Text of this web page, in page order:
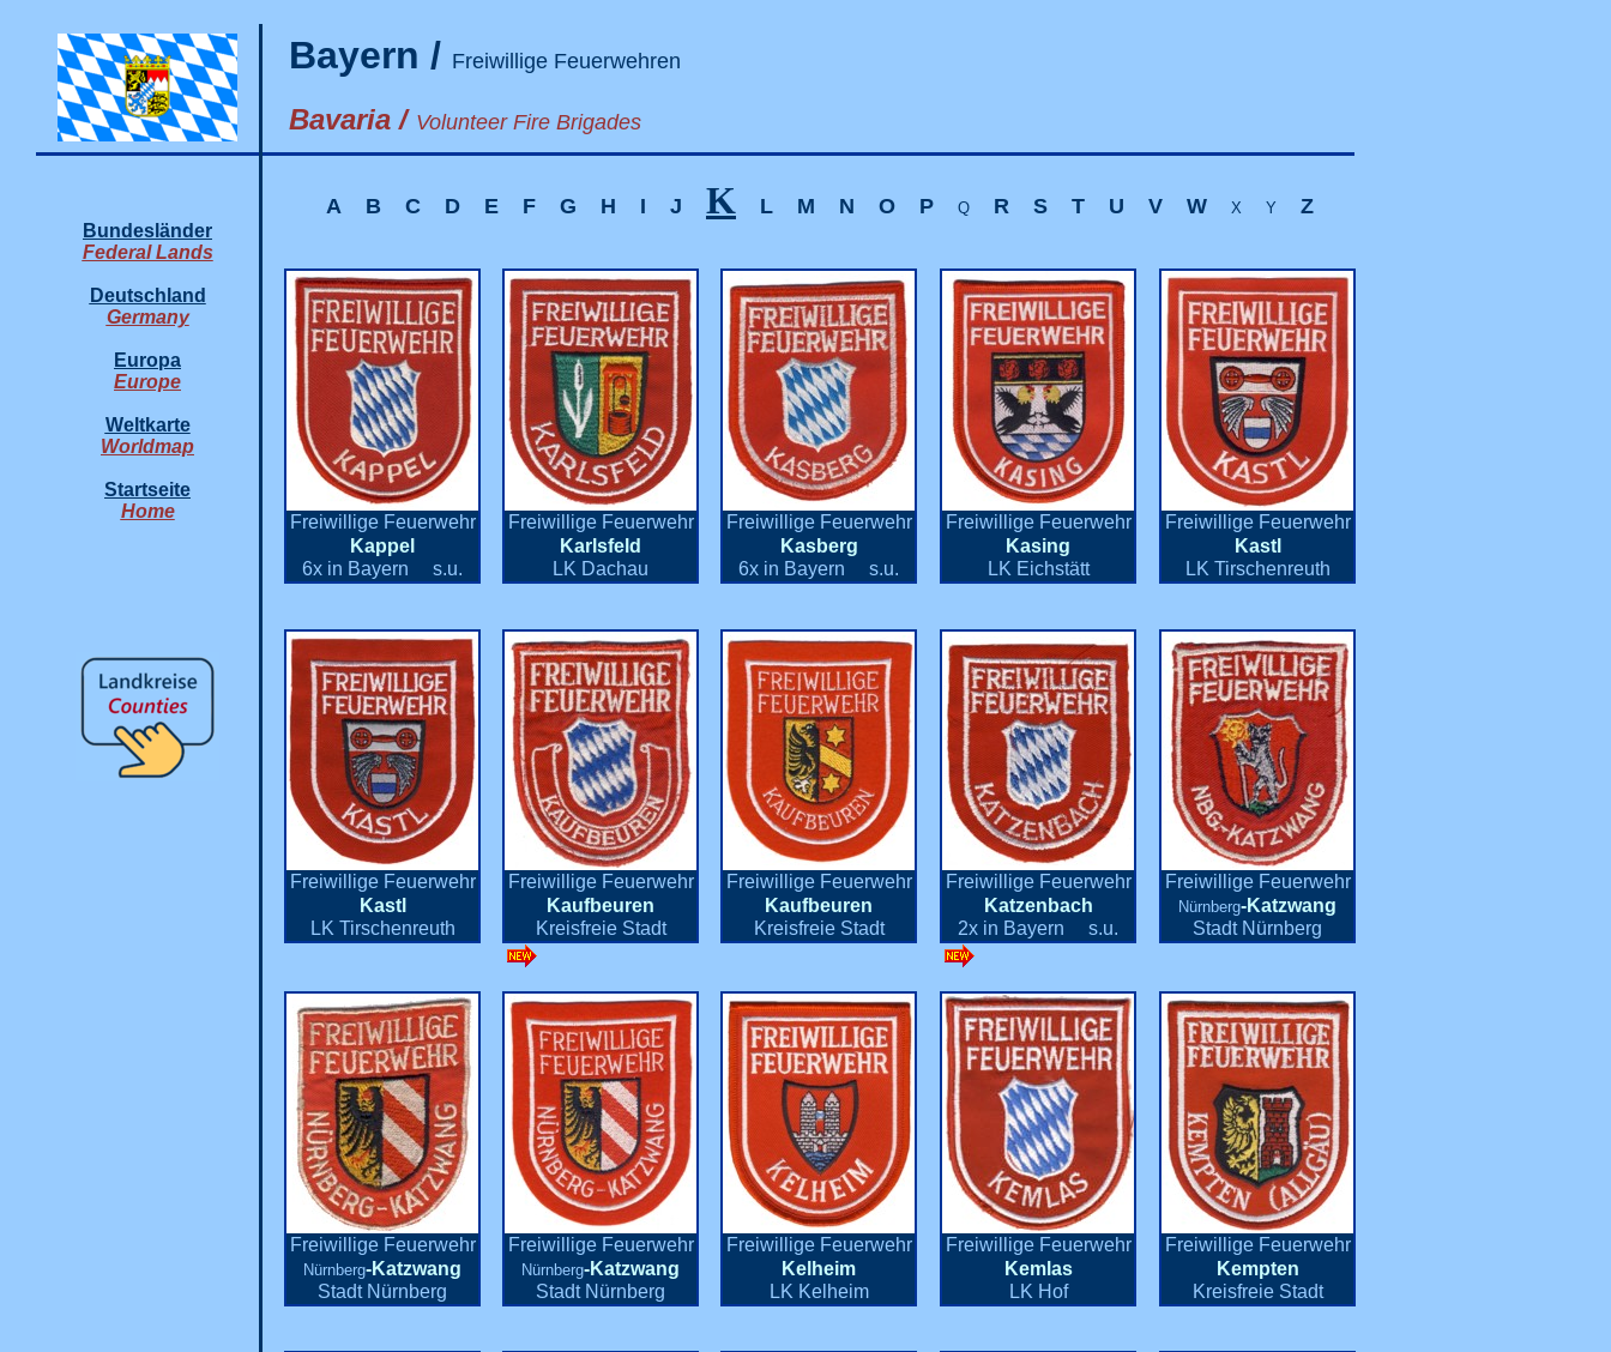
Bayern / Freiwillige Feuerwehren
Bavaria / Volunteer Fire Brigades
Bundesländer
Federal Lands
Deutschland
Germany
Europa
Europe
Weltkarte
Worldmap
Startseite
Home
A B C D E F G H I J K L M N O P Q R S T U V W X Y Z
Freiwillige Feuerwehr Freiwillige Feuerwehr Freiwillige Feuerwehr Freiwillige Feuerwehr
Freiwillige Feuerwehr
Kappel
Karlsfeld Kasberg Kasing
Kastl
6x in Bayern s.u.
LK Dachau 6x in Bayern s.u. LK Eichstätt LK Tirschenreuth
Freiwillige Feuerwehr Freiwillige Feuerwehr Freiwillige Feuerwehr Freiwillige Feuerwehr
Freiwillige Feuerwehr
Kastl
Kaufbeuren Kaufbeuren Katzenbach Nürnberg-Katzwang
LK Tirschenreuth
Kreisfreie Stadt Kreisfreie Stadt 2x in Bayern s.u. Stadt Nürnberg
Freiwillige Feuerwehr Freiwillige Feuerwehr Freiwillige Feuerwehr Freiwillige Feuerwehr Freiwillige Feuerwehr
Nürnberg-Katzwang Nürnberg-Katzwang Kelheim Kemlas
Kempten
Stadt Nürnberg
Stadt Nürnberg LK Kelheim LK Hof Kreisfreie Stadt